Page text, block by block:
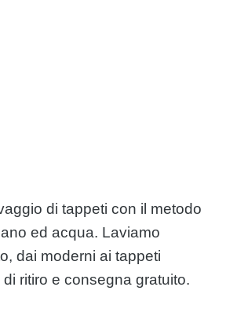
di tappeti con il metodo
ed acqua. Laviamo
dai moderni ai tappeti
ritiro e consegna gratuito.